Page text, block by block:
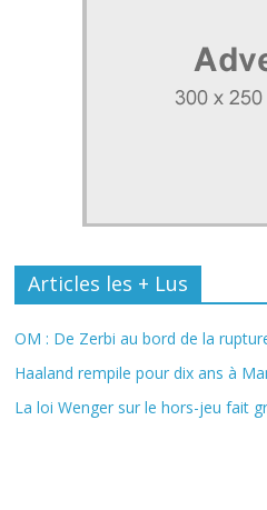
Articles les + Lus
OM : De Zerbi au bord de la
Haaland rempile pour dix ans à
La loi Wenger sur le hors-jeu fait